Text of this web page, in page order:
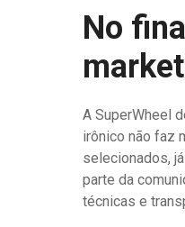
No
A SuperWheel
irônico não faz
selecionados,
parte da
técnicas e